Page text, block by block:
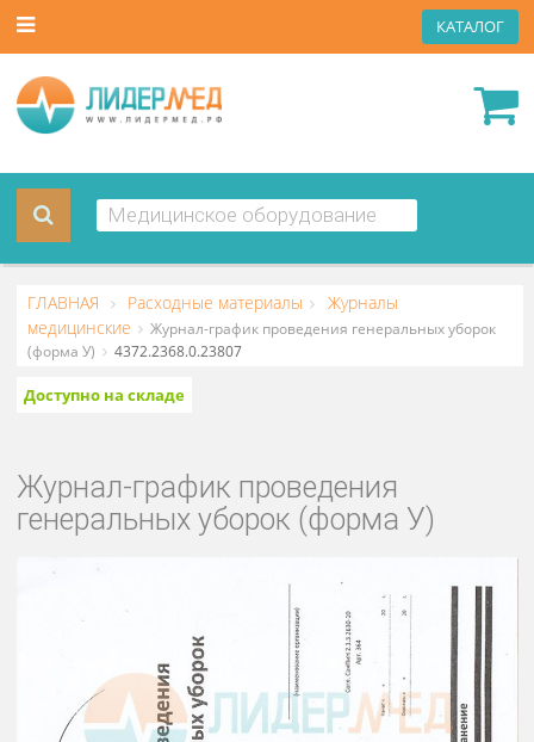
ГЛАВНАЯ Расходные материалы
Журналы
медицинские
(форма У) 4372.2368.0.23807
Журнал-график проведения
генеральных уборок (форма У)